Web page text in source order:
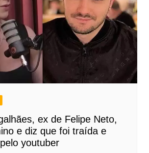
ex de Felipe Neto,
e diz que foi traída e
youtuber